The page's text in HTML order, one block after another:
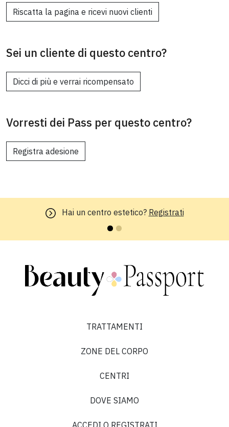
Riscatta la pagina e ricevi nuovi clienti
Sei un cliente di questo centro?
Dicci di più e verrai ricompensato
Vorresti dei Pass per questo centro?
Registra adesione
Hai un centro estetico? Registrati
TRATTAMENTI
ZONE DEL CORPO
CENTRI
DOVE SIAMO
ACCEDI O REGISTRATI